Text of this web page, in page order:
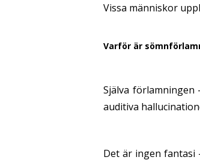
Vissa människor
Varför är
Själva
auditiva
Det är ingen